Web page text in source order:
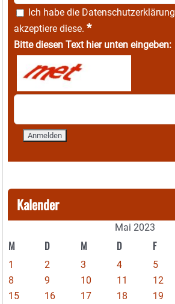
Ich habe die Datenschutzerklärung
akzeptiere diese. *
Bitte diesen Text hier unten eingeben:
Kalender
Mai 2023
M D M D F
1 2 3 4 5
8
9 10 11 12
15
16 17 18 19